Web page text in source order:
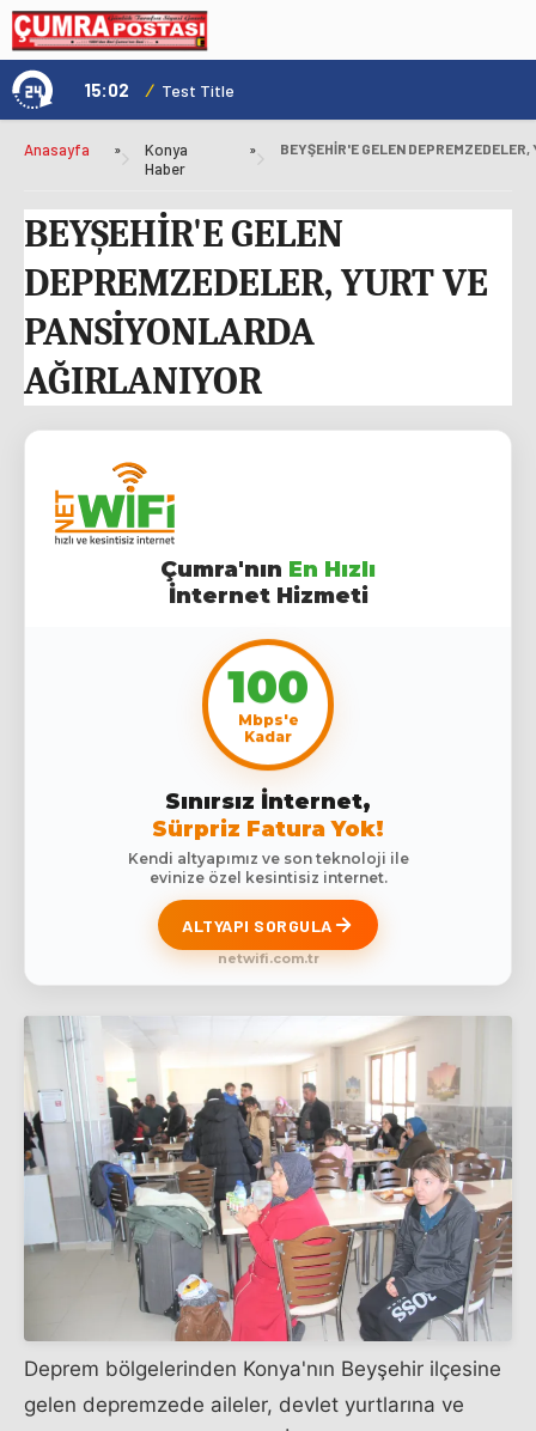
15:02 / Test Title
Anasayfa »
Konya
Haber
»
BEYŞEHİR'E GELEN
DEPREMZEDELER, YURT VE
PANSİYONLARDA
AĞIRLANIYOR
Çumra'nın En Hızlı
İnternet Hizmeti
100
Mbps'e
Kadar
Sınırsız İnternet,
Sürpriz Fatura Yok!
Kendi altyapımız ve son teknoloji ile
evinize özel kesintisiz internet.
ALTYAPI SORGULA
netwifi.com.tr
Deprem bölgelerinden Konya'nın Beyşehir ilçesine
gelen depremzede aileler, devlet yurtlarına ve